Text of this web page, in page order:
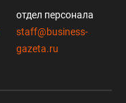
отдел персонала
staff@business-
gazeta.ru